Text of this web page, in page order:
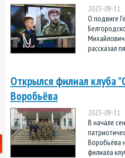
2023-09-11
О подвиге
рассказал
Открылся филиал клуба
Воробьёва
2023-09-11
В начале
Воробьёва
филиала